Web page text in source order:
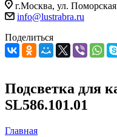
г.Москва, ул.
info@lustrabra.ru
Поделиться
Подсветка для
SL586.101.01
Главная